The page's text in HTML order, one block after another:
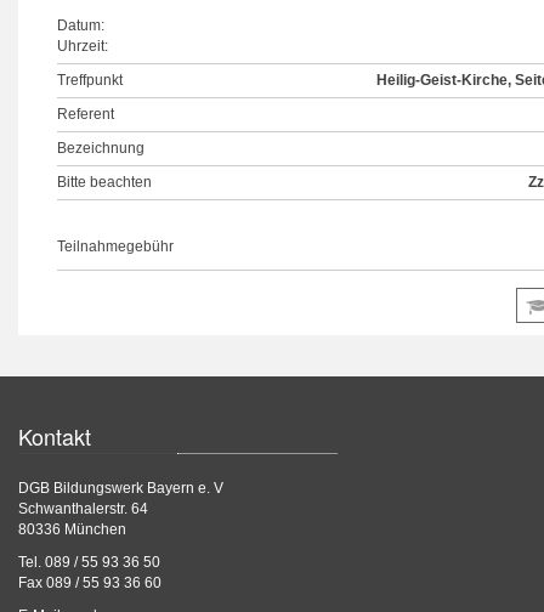
Datum:
Uhrzeit:
Treffpunkt
Heilig-Geist-Kirche,
Referent
Bezeichnung
Bitte beachten
Teilnahmegebühr
Kontakt
DGB Bildungswerk Bayern e. V
Schwanthalerstr. 64
80336 München
Tel. 089 / 55 93 36 50
Fax 089 / 55 93 36 60